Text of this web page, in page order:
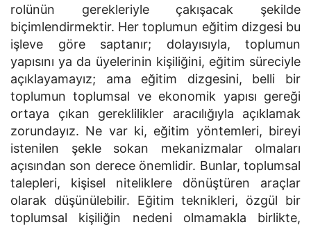
rolünün gerekleriyle çakışacak şekilde
biçimlendirmektir. Her toplumun eğitim dizgesi bu
işleve göre saptanır; dolayısıyla, toplumun
yapısını ya da üyelerinin kişiliğini, eğitim süreciyle
açıklayamayız; ama eğitim dizgesini, belli bir
toplumun toplumsal ve ekonomik yapısı gereği
ortaya çıkan gereklilikler aracılığıyla açıklamak
zorundayız. Ne var ki, eğitim yöntemleri, bireyi
istenilen şekle sokan mekanizmalar olmaları
açısından son derece önemlidir. Bunlar, toplumsal
talepleri, kişisel niteliklere dönüştüren araçlar
olarak düşünülebilir. Eğitim teknikleri, özgül bir
toplumsal kişiliğin nedeni olmamakla birlikte,